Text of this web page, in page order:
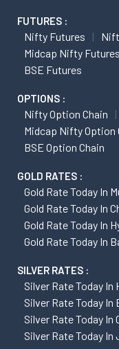
FUTURES :
Nifty Futures
Midcap Nifty Futures
BSE Futures
OPTIONS :
Nifty Option Chain
Midcap Nifty Option
BSE Option Chain
GOLD RATES :
Gold Rate Today In
Gold Rate Today In
Gold Rate Today In
Gold Rate Today In
SILVER RATES :
Silver Rate Today In
Silver Rate Today In
Silver Rate Today In
Silver Rate Today In